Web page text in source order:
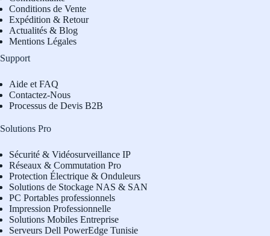
Conditions de Vente
Expédition & Retour
Actualités & Blog
Mentions Légales
Support
Aide et FAQ
Contactez-Nous
Processus de Devis B2B
Solutions Pro
Sécurité & Vidéosurveillance IP
Réseaux & Commutation Pro
Protection Électrique & Onduleurs
Solutions de Stockage NAS & SAN
PC Portables professionnels
Impression Professionnelle
Solutions Mobiles Entreprise
Serveurs Dell PowerEdge Tunisie